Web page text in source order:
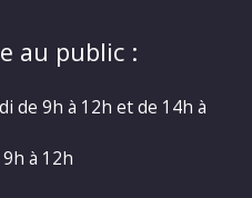
au public :
de 9h à 12h et de 14h à
à 12h